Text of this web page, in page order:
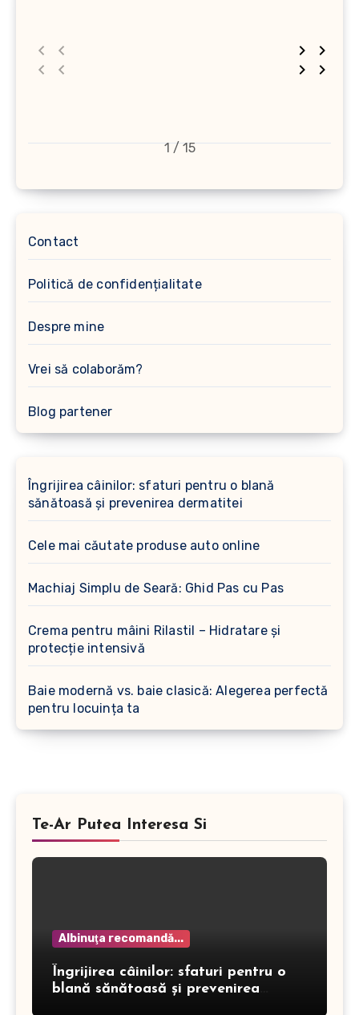
1 / 15
Contact
Politică de confidențialitate
Despre mine
Vrei să colaborăm?
Blog partener
Îngrijirea câinilor: sfaturi pentru o blană
sănătoasă și prevenirea dermatitei
Cele mai căutate produse auto online
Machiaj Simplu de Seară: Ghid Pas cu Pas
Crema pentru mâini Rilastil – Hidratare și
protecție intensivă
Baie modernă vs. baie clasică: Alegerea perfectă
pentru locuința ta
Te-Ar Putea Interesa Si
Albinuţa recomandă...
Îngrijirea câinilor: sfaturi pentru o
blană sănătoasă și prevenirea